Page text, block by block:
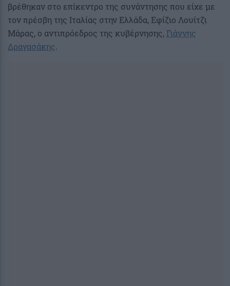
βρέθηκαν στο επίκεντρο της συνάντησης που είχε με
τον πρέσβη της Ιταλίας στην Ελλάδα, Εφίζιο Λουίτζι
Μάρας, ο αντιπρόεδρος της κυβέρνησης, Γιάννης
Δραγασάκης.